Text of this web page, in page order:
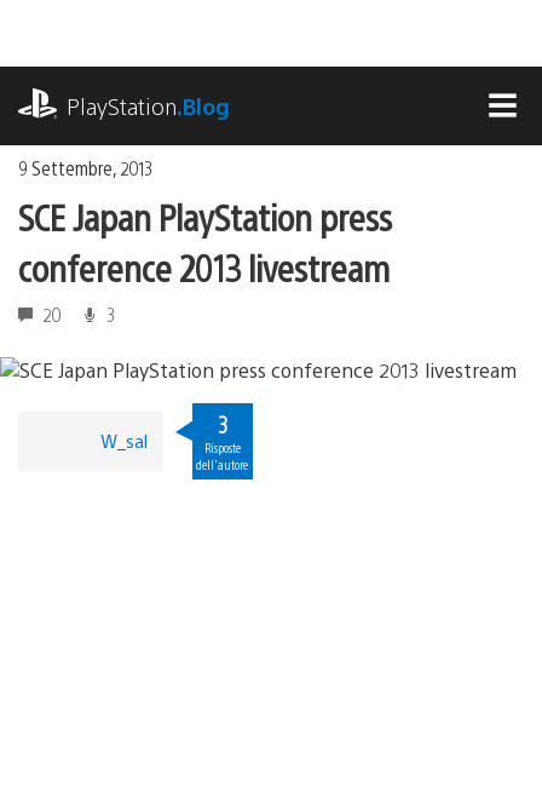
contenuto
PlayStation.Blog
9 Settembre, 2013
SCE Japan PlayStation press
conference 2013 livestream
20 3
W_sal
3
Risposte
dell'autore